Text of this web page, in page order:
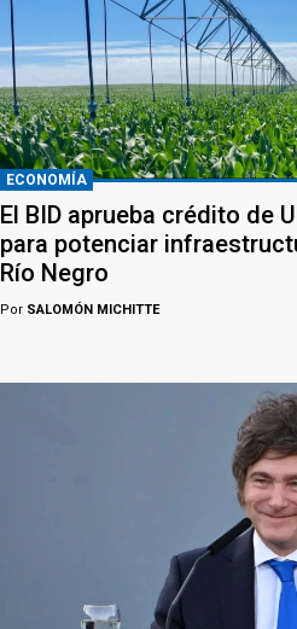
ECONOMÍA
El BID aprueba crédito de
para potenciar
Río Negro
Por SALOMÓN MICHITTE